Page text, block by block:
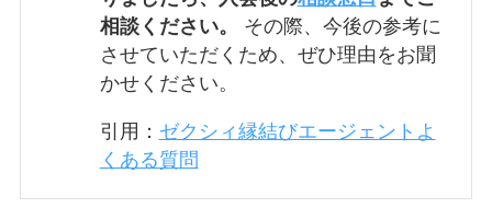
相談ください。
その際、今後の参考に
させていただくため、ぜひ理由をお聞
かせください。
引用： ゼクシィ縁結びエージェントよ
くある質問